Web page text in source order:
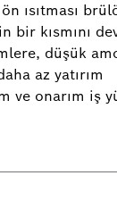
ön ısıtması
bir kısmını
düşük
az yatırım
ve onarım iş